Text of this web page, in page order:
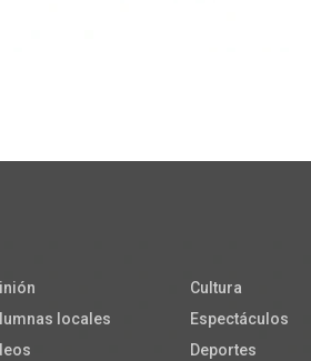
locales
Cultura
Espectáculos
Deportes